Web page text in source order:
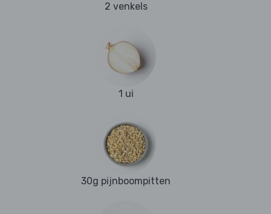
2 venkels
1 ui
30g pijnboompitten